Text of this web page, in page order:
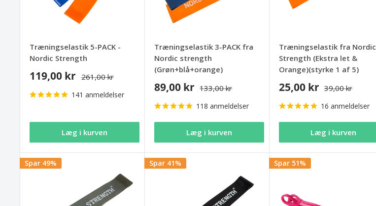
Træningselastik 5-PACK -
Nordic Strength
119,00 kr 261,00 kr
141 anmeldelser
Læg i kurven
Træningselastik 3-PACK fra
Nordic strength
(Grøn+blå+orange)
89,00 kr 133,00 kr
118 anmeldelser
Læg i kurven
Træningselastik fra Nordic
Strength (Ekstra let &
Orange)(styrke 1 af 5)
25,00 kr 39,00 kr
16 anmeldelser
Læg i kurven
Spar 49% Spar 41% Spar 51%